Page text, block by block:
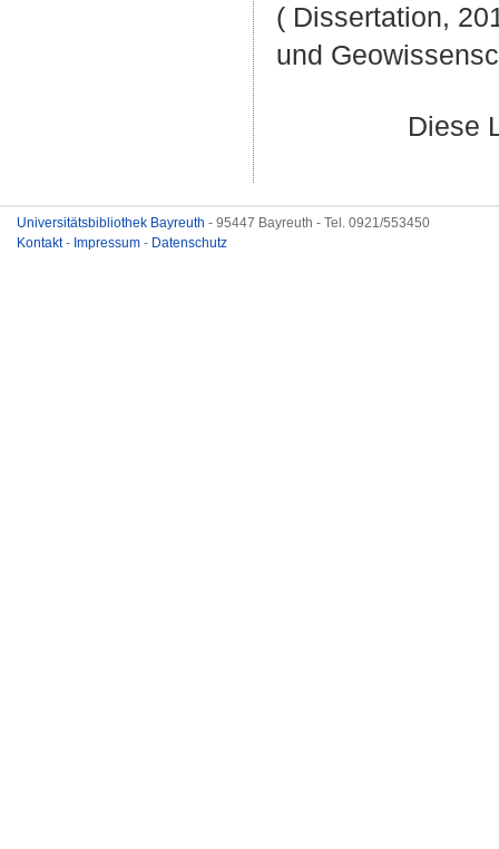
( Dissertation,
und
Diese
Universitätsbibliothek Bayreuth - 95447 Bayreuth - Tel. 0921/553450
Kontakt- Impressum - Datenschutz